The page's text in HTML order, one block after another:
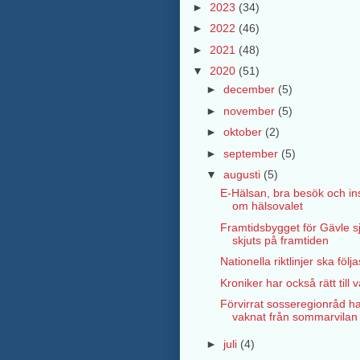
► 2023 (34)
► 2022 (46)
► 2021 (48)
▼ 2020 (51)
► december (5)
► november (5)
► oktober (2)
► september (5)
▼ augusti (5)
E-Hälsan, bra besök och
om hälsovalet
Framtidsbygget för Gävle
skjuts på framtiden
Nationella riktlinjer ska
Kroniker har också rätt till
Förvirrat sosseregionråd
vaknat från sommarvilan
► juli (4)